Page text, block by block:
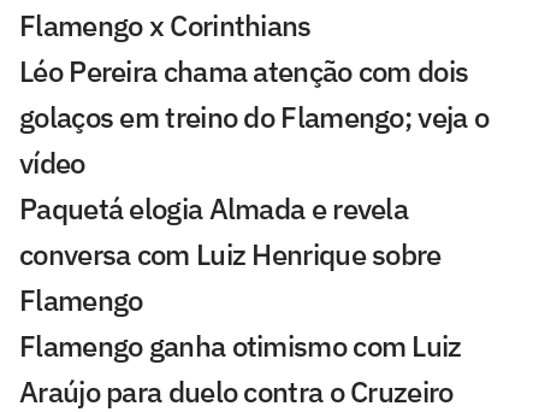
Flamengo x Corinthians
Léo Pereira chama atenção com dois
golaços em treino do Flamengo; veja o
vídeo
Paquetá elogia Almada e revela
conversa com Luiz Henrique sobre
Flamengo
Flamengo ganha otimismo com Luiz
Araújo para duelo contra o Cruzeiro